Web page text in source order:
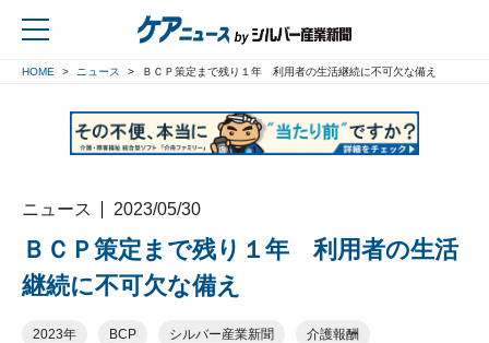
HOME ニュース ＢＣＰ策定まで残り１年 利用者の生活継続に不可欠な備え
ニュース 2023/05/30
ＢＣＰ策定まで残り１年 利用者の生活
継続に不可欠な備え
2023年 BCP シルバー産業新聞 介護報酬